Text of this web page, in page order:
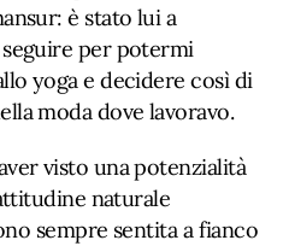
è stato lui a
per potermi
yoga e decidere così di
moda dove lavoravo.
visto una potenzialità
naturale
sempre sentita a fianco